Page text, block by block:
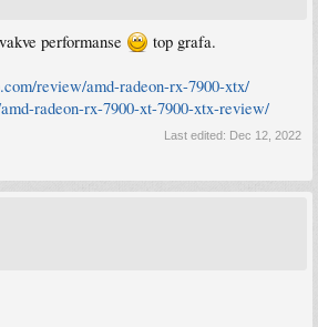
performanse top grafa.
review/amd-radeon-rx-7900-xtx/
radeon-rx-7900-xt-7900-xtx-review/
Last edited: Dec 12, 2022